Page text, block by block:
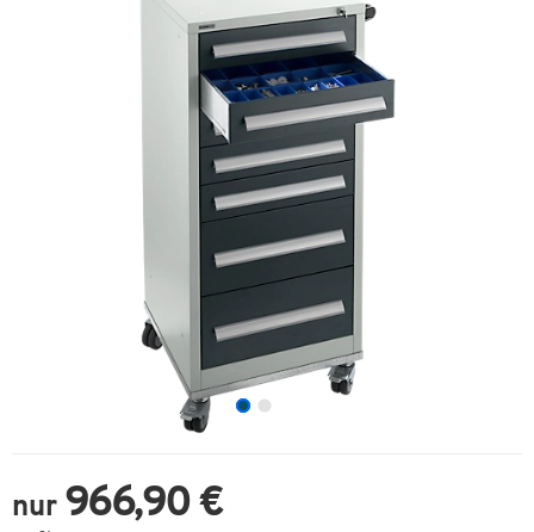
nur 966,90 €